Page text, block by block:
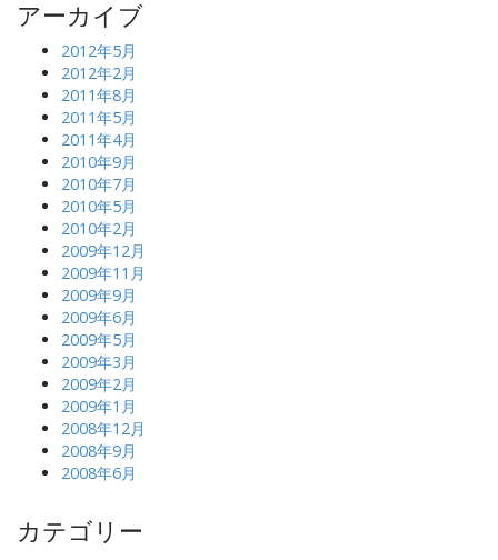
アーカイブ
2012年5月
2012年2月
2011年8月
2011年5月
2011年4月
2010年9月
2010年7月
2010年5月
2010年2月
2009年12月
2009年11月
2009年9月
2009年6月
2009年5月
2009年3月
2009年2月
2009年1月
2008年12月
2008年9月
2008年6月
カテゴリー